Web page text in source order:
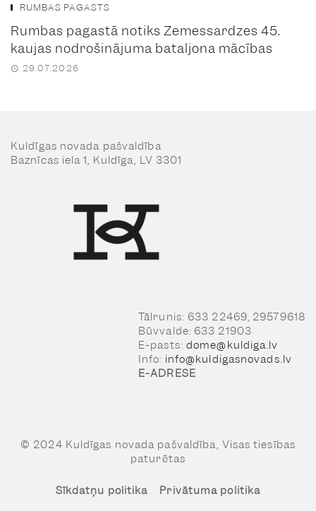
RUMBAS PAGASTS
Rumbas pagastā notiks Zemessardzes 45.
kaujas nodrošinājuma bataljona mācības
29.07.2026
Kuldīgas novada pašvaldība
Baznīcas iela 1, Kuldīga, LV 3301
Tālrunis: 633 22469, 29579618
Būvvalde: 633 21903
E-pasts: dome@kuldiga.lv
Info: info@kuldigasnovads.lv
E-ADRESE
© 2024 Kuldīgas novada pašvaldība, Visas tiesības
paturētas
Sīkdatņu politika Privātuma politika